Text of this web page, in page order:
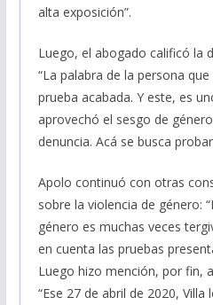
alta exposición”.
Luego, el abogado calificó la
“La palabra de la persona
prueba acabada. Y este, es
aprovechó el sesgo de
denuncia. Acá se busca
Apolo continuó con otras
sobre la violencia de género:
género es muchas veces
en cuenta las pruebas
Luego hizo mención, por fin,
“Ese 27 de abril de 2020,